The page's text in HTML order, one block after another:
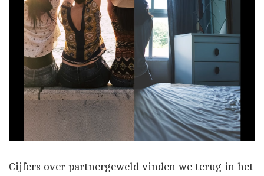
Cijfers over partnergeweld vinden we terug in het